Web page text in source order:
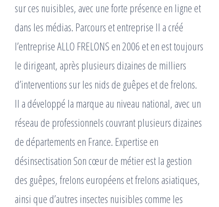
sur ces nuisibles, avec une forte présence en ligne et
dans les médias. Parcours et entreprise Il a créé
l’entreprise ALLO FRELONS en 2006 et en est toujours
le dirigeant, après plusieurs dizaines de milliers
d’interventions sur les nids de guêpes et de frelons. ​
Il a développé la marque au niveau national, avec un
réseau de professionnels couvrant plusieurs dizaines
de départements en France. Expertise en
désinsectisation Son cœur de métier est la gestion
des guêpes, frelons européens et frelons asiatiques,
ainsi que d’autres insectes nuisibles comme les